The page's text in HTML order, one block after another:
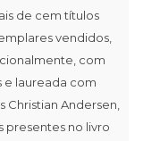
de cem títulos
vendidos,
com
e laureada com
Andersen,
presentes no livro